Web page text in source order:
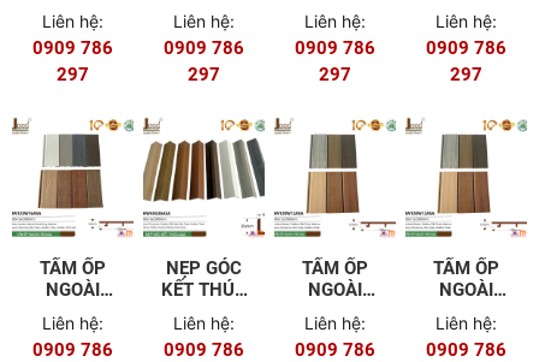
HW26R26ASA
Liên hệ:
0909 786
297
HW150R50ASA
Liên hệ:
0909 786
297
HW50R50ASA
Liên hệ:
0909 786
297
Liên hệ:
0909 786
297
TẤM ỐP
NGOÀI
TRỜI
HW123W16ASA
Liên hệ:
0909 786
NẸP GÓC
KẾT THÚC
HW45G35ASA
Liên hệ:
0909 786
TẤM ỐP
NGOÀI
TRỜI
HW113W16ASA
Liên hệ:
0909 786
TẤM ỐP
NGOÀI
TRỜI
Liên hệ:
0909 786